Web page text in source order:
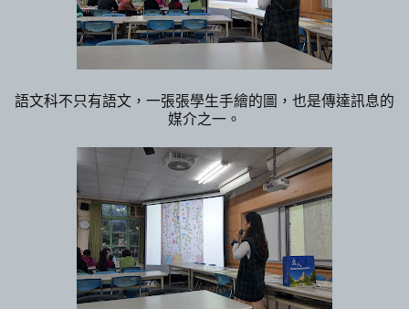
語文科不只有語文，一張張學生手繪的圖，也是傳達訊息的
媒介之一。